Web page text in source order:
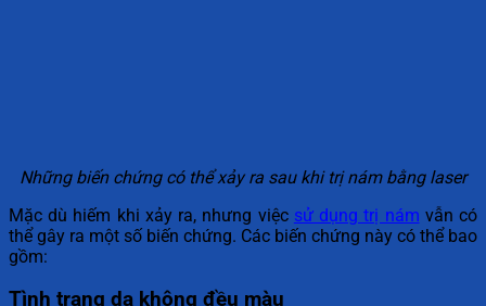
Những biến chứng có thể xảy ra sau khi trị nám bằng laser
Mặc dù hiếm khi xảy ra, nhưng việc sử dụng trị nám vẫn có
thể gây ra một số biến chứng. Các biến chứng này có thể bao
gồm:
Tình trạng da không đều màu